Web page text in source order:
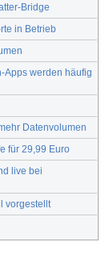
Bridge
in Betrieb
Apps werden häufig
Datenvolumen
für 29,99 Euro
live bei
vorgestellt